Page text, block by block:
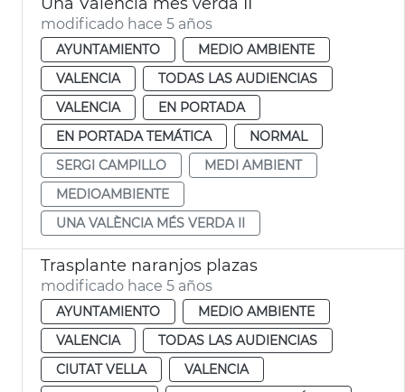
modificado hace 5 años
AYUNTAMIENTO
MEDIO AMBIENTE
VALENCIA
TODAS LAS AUDIENCIAS
VALENCIA
EN PORTADA
EN PORTADA TEMÁTICA
NORMAL
SERGI CAMPILLO
MEDI AMBIENT
MEDIOAMBIENTE
UNA VALÈNCIA MÉS VERDA II
Trasplante naranjos plazas
modificado hace 5 años
AYUNTAMIENTO
MEDIO AMBIENTE
VALENCIA
TODAS LAS AUDIENCIAS
CIUTAT VELLA
VALENCIA